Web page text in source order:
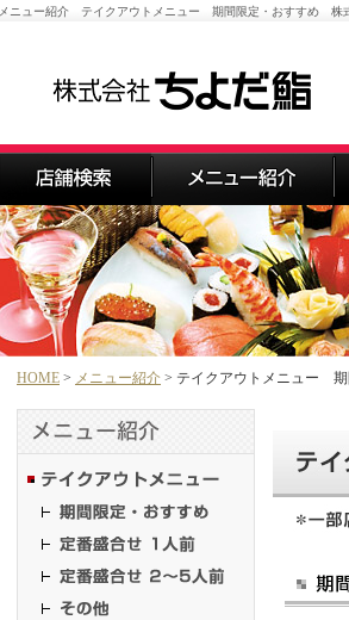
メニュー紹介 テイクアウトメニュー 期間限定・おすすめ 株
HOME > メニュー紹介 > テイクアウトメニュー 期